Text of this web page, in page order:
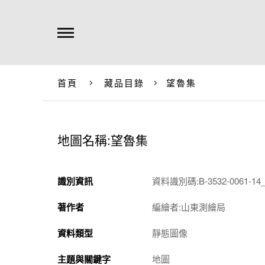
首頁 藏品目錄 望魯集
地圖名稱:望魯集
識別資訊 資料識別碼:B-3532-0061-
著作者 編繪者:山東測繪局
資料類型 靜態圖像
主題與關鍵字 地圖